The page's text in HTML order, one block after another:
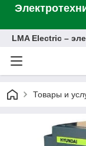
LMA Electric –
Товары и